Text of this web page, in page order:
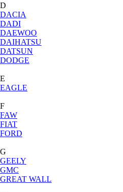
D
DACIA
DADI
DAEWOO
DAIHATSU
DATSUN
DODGE
E
EAGLE
F
FAW
FIAT
FORD
G
GEELY
GMC
GREAT WALL